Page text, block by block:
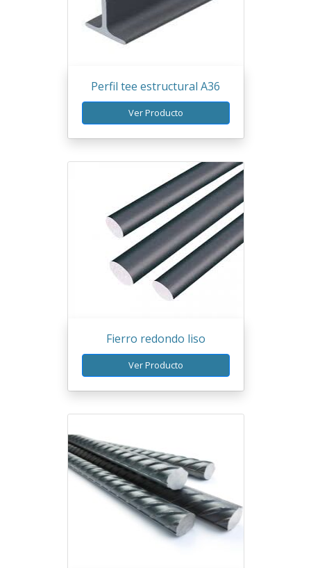
Perfil tee estructural A36
Ver Producto
Fierro redondo liso
Ver Producto